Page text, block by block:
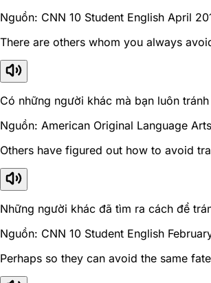
Nguồn: CNN 10 Student English April
There are others whom you always
Có những người khác mà bạn luôn
Nguồn: American Original Language
Others have figured out how to avoid
Những người khác đã tìm ra cách để
Nguồn: CNN 10 Student English
Perhaps so they can avoid the same